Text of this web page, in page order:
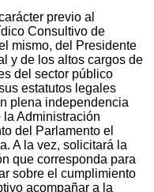
previo al
Consultivo de
mismo, del Presidente
y de los altos cargos de
del sector público
estatutos legales
plena independencia
Administración
del Parlamento el
A la vez, solicitará la
que corresponda para
sobre el cumplimiento
acompañar a la